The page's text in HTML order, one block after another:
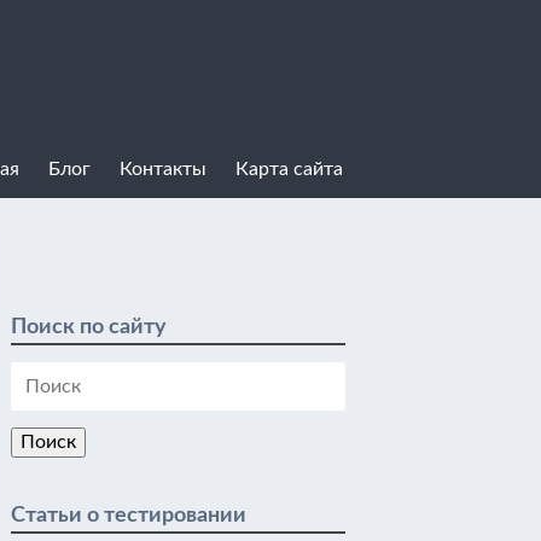
Карта сайта
Контакты
Блог
Поиск по сайту
Статьи о тестировании